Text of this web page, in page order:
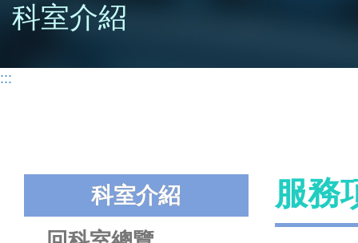
科室介紹
:::
科室介紹 服務